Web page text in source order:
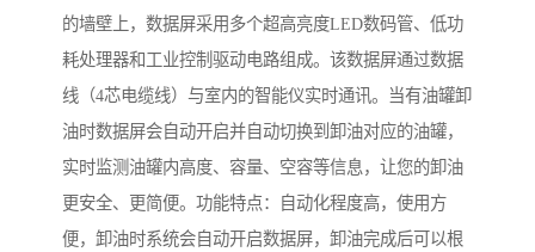
的墙壁上，数据屏采用多个超高亮度LED数码管、低功
耗处理器和工业控制驱动电路组成。该数据屏通过数据
线（4芯电缆线）与室内的智能仪实时通讯。当有油罐卸
油时数据屏会自动开启并自动切换到卸油对应的油罐，
实时监测油罐内高度、容量、空容等信息，让您的卸油
更安全、更简便。功能特点：自动化程度高，使用方
便，卸油时系统会自动开启数据屏，卸油完成后可以根